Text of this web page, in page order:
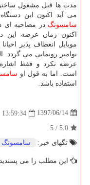
مدت ها قبل مشغول
می آید اكنون این
سامسونگ
اكنون زمان عرضه این
نوامبر رونمایی می گردد.
عرضه نكرد و فقط اشاره
است. اما به قول او
استفاده باشد.
1397/06/14
13:59:34
5.0
/
5
تگهای خبر:
سامسونگ
این مطلب را می